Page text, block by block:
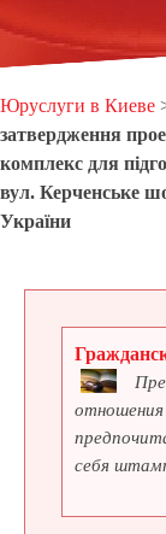
Юруслуги в Киеве
затвердження
комплекс для
вул. Керченське
України
себя